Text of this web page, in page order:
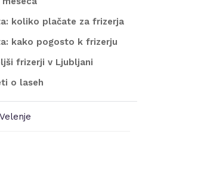
koliko plačate za frizerja
kako pogosto k frizerju
frizerji v Ljubljani
o laseh
Velenje